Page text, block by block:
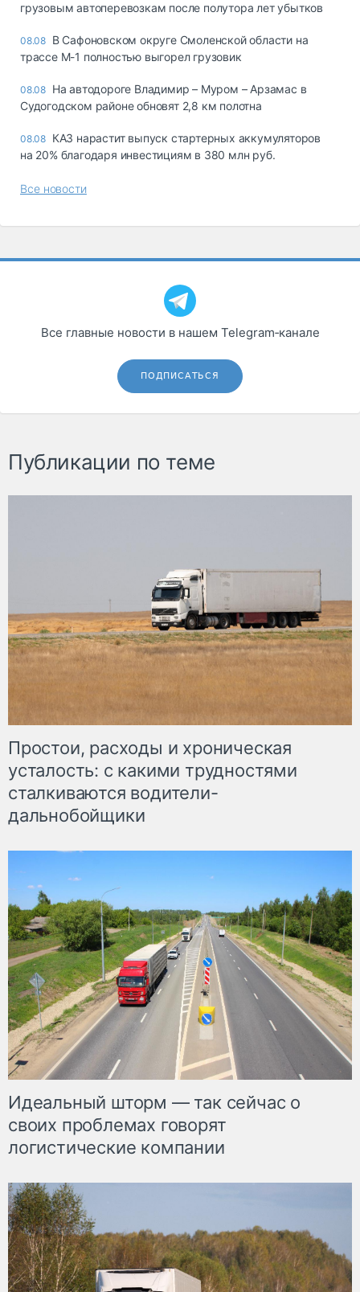
грузовым автоперевозкам после полутора лет убытков
08.08 В Сафоновском округе Смоленской области на
трассе М-1 полностью выгорел грузовик
08.08 На автодороге Владимир – Муром – Арзамас в
Судогодском районе обновят 2,8 км полотна
08.08 КАЗ нарастит выпуск стартерных аккумуляторов
на 20% благодаря инвестициям в 380 млн руб.
Все новости
Все главные новости в нашем Telegram‑канале
ПОДПИСАТЬСЯ
Публикации по теме
Простои, расходы и хроническая
усталость: с какими трудностями
сталкиваются водители-
дальнобойщики
Идеальный шторм — так сейчас о
своих проблемах говорят
логистические компании